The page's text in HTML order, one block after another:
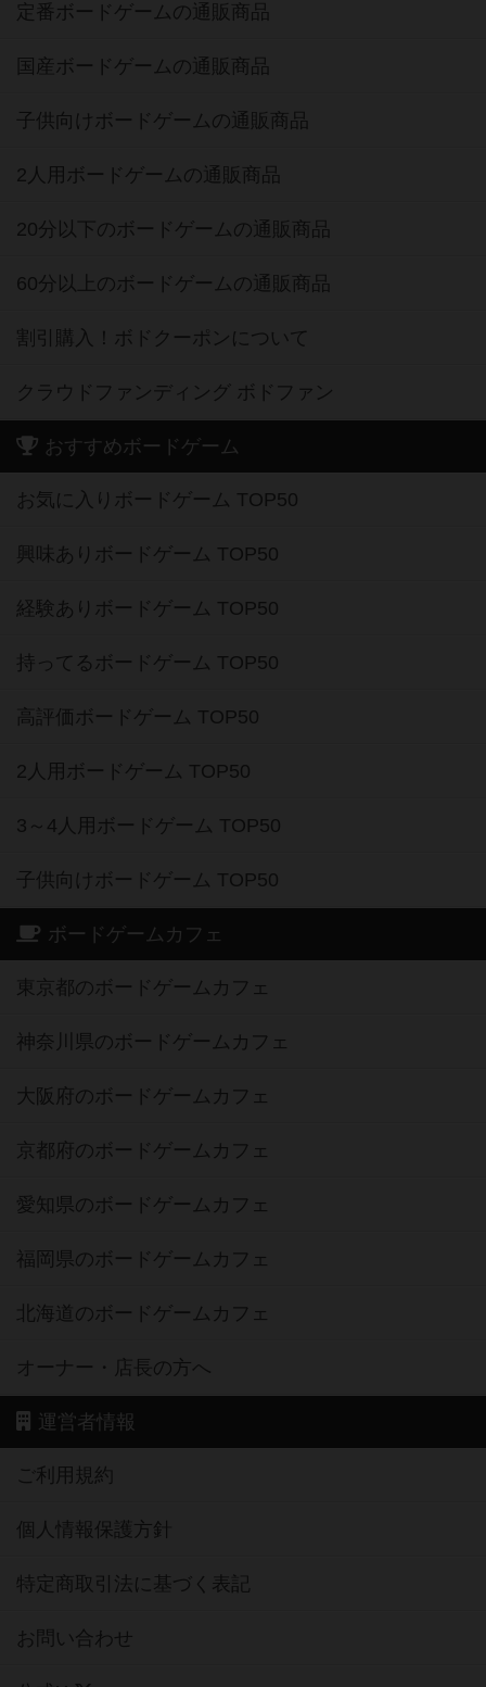
定番ボードゲームの通販商品
国産ボードゲームの通販商品
子供向けボードゲームの通販商品
2人用ボードゲームの通販商品
20分以下のボードゲームの通販商品
60分以上のボードゲームの通販商品
割引購入！ボドクーポンについて
クラウドファンディング ボドファン
おすすめボードゲーム
お気に入りボードゲーム TOP50
興味ありボードゲーム TOP50
経験ありボードゲーム TOP50
持ってるボードゲーム TOP50
高評価ボードゲーム TOP50
2人用ボードゲーム TOP50
3～4人用ボードゲーム TOP50
子供向けボードゲーム TOP50
ボードゲームカフェ
東京都のボードゲームカフェ
神奈川県のボードゲームカフェ
大阪府のボードゲームカフェ
京都府のボードゲームカフェ
愛知県のボードゲームカフェ
福岡県のボードゲームカフェ
北海道のボードゲームカフェ
オーナー・店長の方へ
運営者情報
ご利用規約
個人情報保護方針
特定商取引法に基づく表記
お問い合わせ